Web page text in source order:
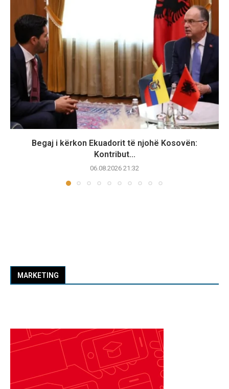
Begaj i kërkon Ekuadorit të njohë Kosovën:
Kontribut...
06.08.2026 21:32
MARKETING